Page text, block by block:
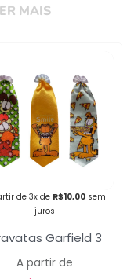
MAIS
de 3x de R$10,00 sem
juros
Garfield 3
A partir de
com